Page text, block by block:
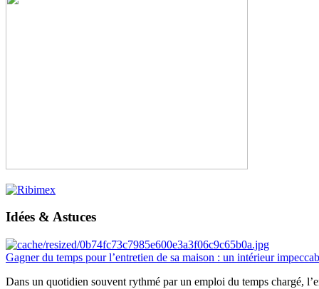
Idées & Astuces
Gagner du temps pour l’entretien de sa maison : un intérieur
Dans un quotidien souvent rythmé par un emploi du temps chargé,